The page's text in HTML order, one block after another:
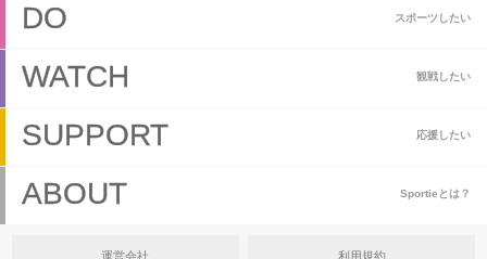
スポーツしたい
DO
観戦したい
WATCH
応援したい
SUPPORT
Sportieとは？
ABOUT
運営会社 利用規約